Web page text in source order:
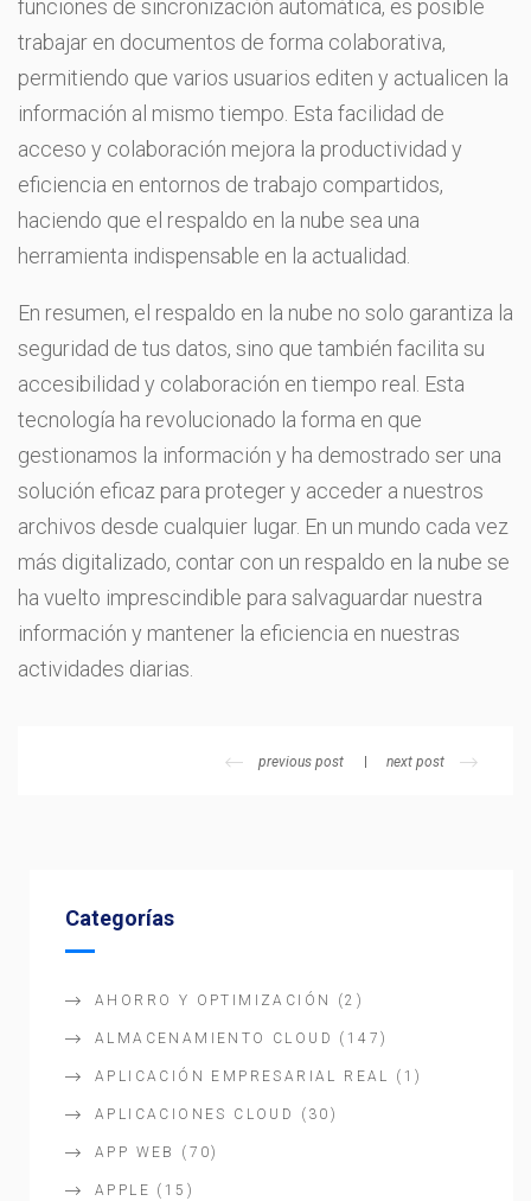
funciones de sincronización automática, es posible
trabajar en documentos de forma colaborativa,
permitiendo que varios usuarios editen y actualicen la
información al mismo tiempo. Esta facilidad de
acceso y colaboración mejora la productividad y
eficiencia en entornos de trabajo compartidos,
haciendo que el respaldo en la nube sea una
herramienta indispensable en la actualidad.
En resumen, el respaldo en la nube no solo garantiza la
seguridad de tus datos, sino que también facilita su
accesibilidad y colaboración en tiempo real. Esta
tecnología ha revolucionado la forma en que
gestionamos la información y ha demostrado ser una
solución eficaz para proteger y acceder a nuestros
archivos desde cualquier lugar. En un mundo cada vez
más digitalizado, contar con un respaldo en la nube se
ha vuelto imprescindible para salvaguardar nuestra
información y mantener la eficiencia en nuestras
actividades diarias.
previous post next post
Categorías
AHORRO Y OPTIMIZACIÓN (2)
ALMACENAMIENTO CLOUD (147)
APLICACIÓN EMPRESARIAL REAL (1)
APLICACIONES CLOUD (30)
APP WEB (70)
APPLE (15)